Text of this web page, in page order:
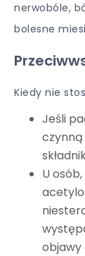
nerwobóle,
bolesne
Kiedy nie
Jeśli
czynną
U
objawy